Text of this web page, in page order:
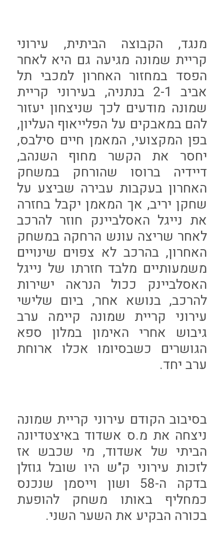
מנגד, הקבוצה הביתית, עירוני
קריית שמונה מגיעה גם היא לאחר
הפסד במחזור האחרון למכבי תל
אביב 2-1 בנתניה, בעירוני קריית
שמונה מודעים לכך שניצחון יעזור
להם במאבקים על הפלייאוף העליון,
בפן המקצועי, המאמן חיים סילבס,
יחסר את הקשר מחוף השנהב,
דיידיה ברוסו שהורחק במשחק
האחרון בעקבות עבירה שביצע על
שחקן יריב, אך המאמן יקבל בחזרה
את נייגל האסלביינק חוזר להרכב
לאחר שריצה עונש הרחקה במשחק
האחרון, בהרכב לא צפוים שינויים
משמעותיים מלבד חזרתו של נייגל
האסלביינק ככול הנראה ישירות
להרכב, בנושא אחר, ביום שלישי
עירוני קריית שמונה קיימה ערב
גיבוש אחרי האימון במלון ספא
הגושרים כשבסיומו אכלו ארוחת
ערב יחד.
בסיבוב הקודם עירוני קריית שמונה
ניצחה את מ.ס אשדוד באיצטדיונה
הביתי של אשדוד, מי שכבש אז
לזכות עירוני ק"ש היו שובל גוזלן
בדקה ה-58 ושון וייסמן שנכנס
כמחליף באותו משחק להופעת
בכורה הבקיע את השער השני.